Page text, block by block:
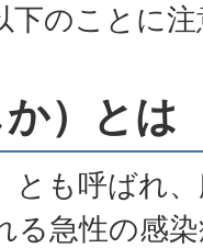
下のことに
）とは
とも呼ばれ
る急性の感